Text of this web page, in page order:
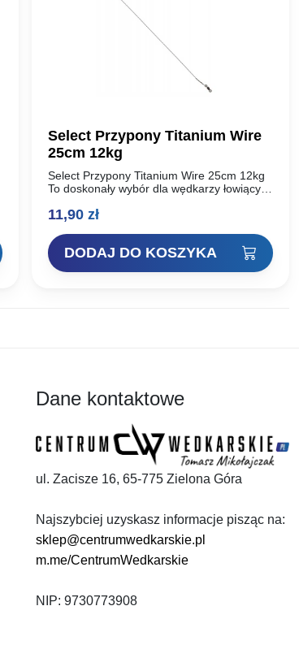
Select Przypony Titanium Wire
25cm 12kg
Select Przypony Titanium Wire 25cm 12kg
To doskonały wybór dla wędkarzy łowiących
przynęty i pewność holu mają kluczowe
11,90 zł
DODAJ DO KOSZYKA
Dane kontaktowe
ul. Zacisze 16, 65-775 Zielona Góra
Najszybciej uzyskasz informacje pisząc na:
sklep@centrumwedkarskie.pl
m.me/CentrumWedkarskie
NIP: 9730773908